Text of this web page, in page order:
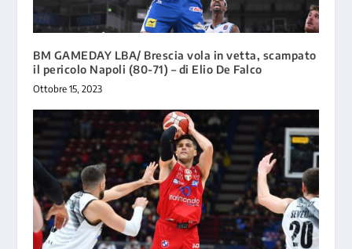
BM GAMEDAY LBA/ Brescia vola in vetta, scampato
il pericolo Napoli (80-71) – di Elio De Falco
Ottobre 15, 2023